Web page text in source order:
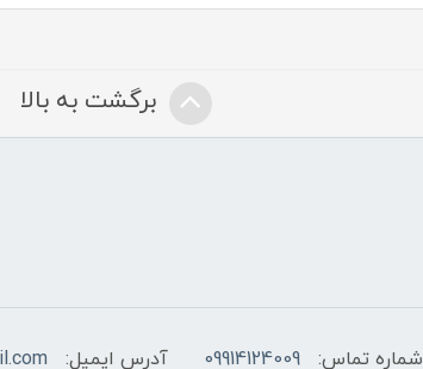
برگشت به بالا
شماره تماس: 09914124009 آدرس ایمیل: